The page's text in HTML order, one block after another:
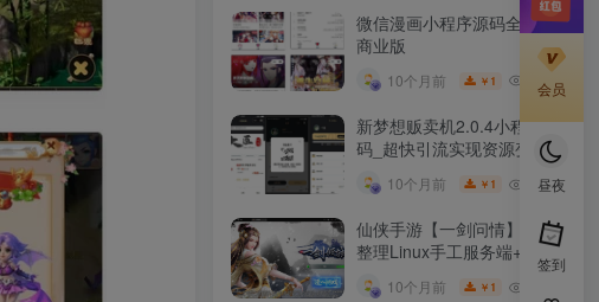
微信漫画小程序源码全开源
商业版
10个月前 ￥ 1 10W+
新梦想贩卖机2.0.4小程序源
码_超快引流实现资源变现
10个月前 ￥ 1 10W+
仙侠手游【一剑问情】最新
整理Linux手工服务端+GM
后台+本地注册验证+双端
10个月前 ￥ 1
会员
昼夜
签到